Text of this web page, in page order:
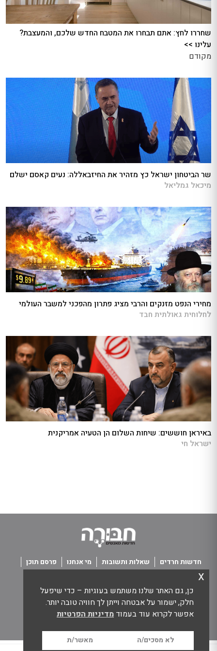
כן, גם האתר שלנו משתמש בעוגיות – כדי שיפעל
חלק, ישמור על אבטחה וייתן לך חוויה טובה יותר.
אפשר לקרוא עוד בעמוד מדיניות הפרטיות
לא מסכים/ה מאשר/ת
x
שחררו לחץ: אתם תבחרו את המטבח החדש שלכם, והמעצבת?
עלינו >>
מקודם
שר הביטחון ישראל כץ מזהיר את החיזבאללה: נעים קאסם ישלם
מיכאל גמליאל
מחירי הנפט מזנקים והרבי מציג פתרון מהפכני למשבר העולמי
לחלוחית גאולתית חבד
באיראן חוששים: שיחות השלום הן הטעיה אמריקנית
ישראל חי
חדשות חרדים שאלות ותשובות מי אנחנו
פרסם תוכן
כל הזכויות שמורות חבורה - חדשות מאנשים